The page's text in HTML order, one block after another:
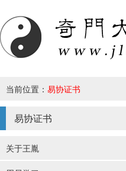
当前位置： 易协证书
易协证书
关于王胤